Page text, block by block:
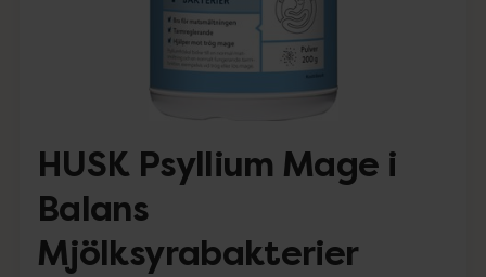
HUSK Psyllium Mage i
Balans
Mjölksyrabakterier